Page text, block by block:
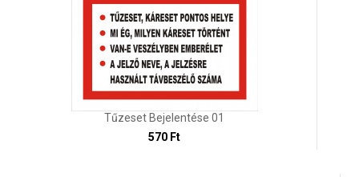
Tűzeset Bejelentése 01
570 Ft